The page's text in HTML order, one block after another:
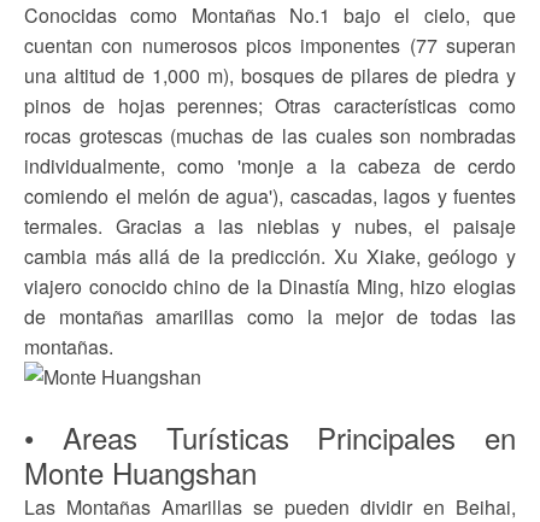
Conocidas como Montañas No.1 bajo el cielo, que
cuentan con numerosos picos imponentes (77 superan
una altitud de 1,000 m), bosques de pilares de piedra y
pinos de hojas perennes; Otras características como
rocas grotescas (muchas de las cuales son nombradas
individualmente, como 'monje a la cabeza de cerdo
comiendo el melón de agua'), cascadas, lagos y fuentes
termales. Gracias a las nieblas y nubes, el paisaje
cambia más allá de la predicción. Xu Xiake, geólogo y
viajero conocido chino de la Dinastía Ming, hizo elogias
de montañas amarillas como la mejor de todas las
montañas.
• Areas Turísticas Principales en
Monte Huangshan
Las Montañas Amarillas se pueden dividir en Beihai,